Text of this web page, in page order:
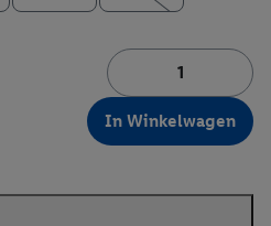
In Winkelwagen